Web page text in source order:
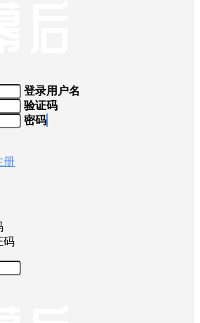
登录用户名
验证码
密码
册
码